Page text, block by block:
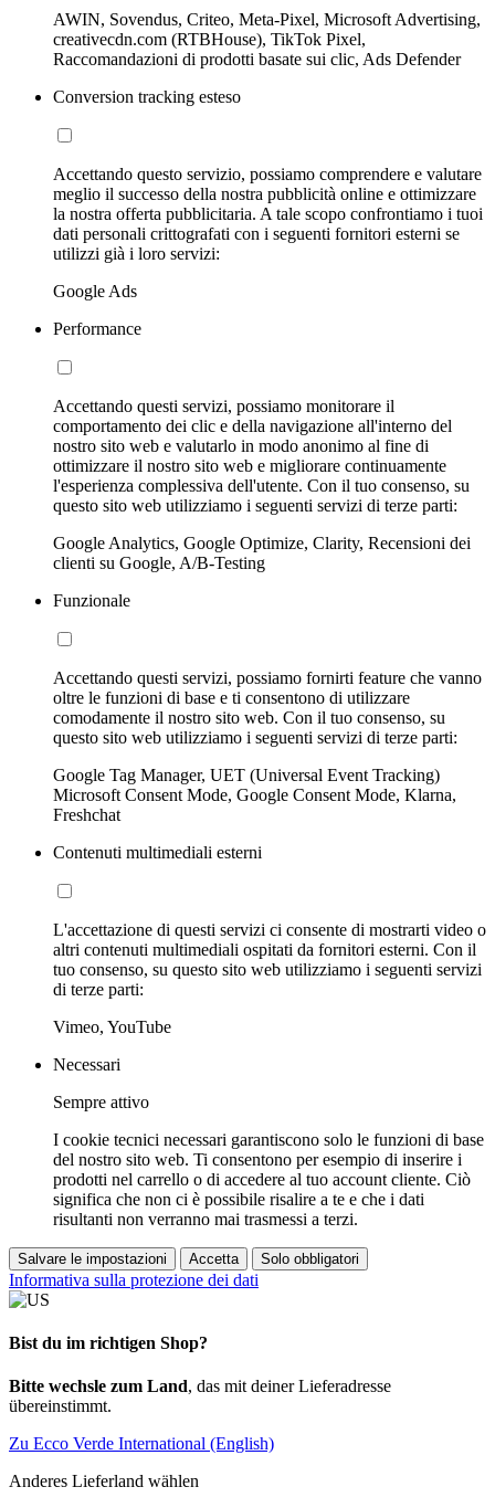
AWIN, Sovendus, Criteo, Meta-Pixel, Microsoft Advertising,
creativecdn.com (RTBHouse), TikTok Pixel,
Raccomandazioni di prodotti basate sui clic, Ads Defender
Conversion tracking esteso
Accettando questo servizio, possiamo comprendere e valutare
meglio il successo della nostra pubblicità online e ottimizzare
la nostra offerta pubblicitaria. A tale scopo confrontiamo i tuoi
dati personali crittografati con i seguenti fornitori esterni se
utilizzi già i loro servizi:
Google Ads
Performance
Accettando questi servizi, possiamo monitorare il
comportamento dei clic e della navigazione all'interno del
nostro sito web e valutarlo in modo anonimo al fine di
ottimizzare il nostro sito web e migliorare continuamente
l'esperienza complessiva dell'utente. Con il tuo consenso, su
questo sito web utilizziamo i seguenti servizi di terze parti:
Google Analytics, Google Optimize, Clarity, Recensioni dei
clienti su Google, A/B-Testing
Funzionale
Accettando questi servizi, possiamo fornirti feature che vanno
oltre le funzioni di base e ti consentono di utilizzare
comodamente il nostro sito web. Con il tuo consenso, su
questo sito web utilizziamo i seguenti servizi di terze parti:
Google Tag Manager, UET (Universal Event Tracking)
Microsoft Consent Mode, Google Consent Mode, Klarna,
Freshchat
Contenuti multimediali esterni
L'accettazione di questi servizi ci consente di mostrarti video o
altri contenuti multimediali ospitati da fornitori esterni. Con il
tuo consenso, su questo sito web utilizziamo i seguenti servizi
di terze parti:
Vimeo, YouTube
Necessari
Sempre attivo
I cookie tecnici necessari garantiscono solo le funzioni di base
del nostro sito web. Ti consentono per esempio di inserire i
prodotti nel carrello o di accedere al tuo account cliente. Ciò
significa che non ci è possibile risalire a te e che i dati
risultanti non verranno mai trasmessi a terzi.
Salvare le impostazioni Accetta Solo obbligatori
Informativa sulla protezione dei dati
Bist du im richtigen Shop?
Bitte wechsle zum Land, das mit deiner Lieferadresse
übereinstimmt.
Zu Ecco Verde International (English)
Anderes Lieferland wählen